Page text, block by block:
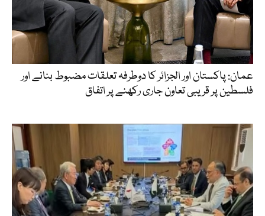
عمان: پاکستان اور الجزائر کا دوطرفہ تعلقات مضبوط بنانے اور
فلسطین پر قریبی تعاون جاری رکھنے پر اتفاق